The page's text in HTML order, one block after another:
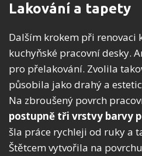
Lakování a tapety
Dalším krokem při renovaci
kuchyňské pracovní desky.
pro přelakování. Zvolila
působila jako drahý a
Na zbroušený povrch
postupně tři vrstvy barvy
šla práce rychleji od ruky a
Štětcem vytvořila na